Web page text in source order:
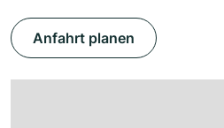
Anfahrt planen